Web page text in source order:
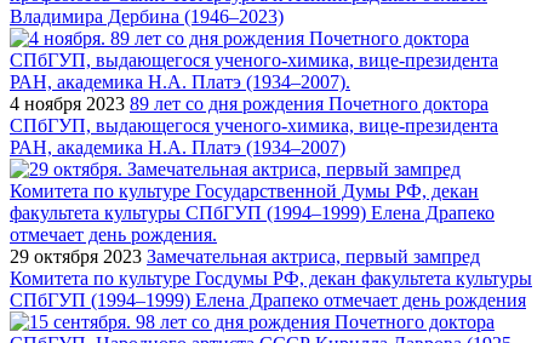
Владимира Дербина (1946–2023)
4 ноября 2023 89 лет со дня рождения Почетного доктора
СПбГУП, выдающегося ученого-химика, вице-президента
РАН, академика Н.А. Платэ (1934–2007)
29 октября 2023 Замечательная актриса, первый зампред
Комитета по культуре Госдумы РФ, декан факультета культуры
СПбГУП (1994–1999) Елена Драпеко отмечает день рождения